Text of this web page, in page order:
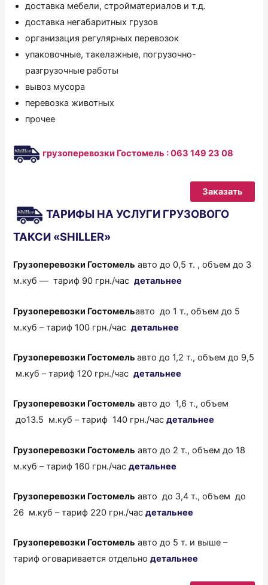
доставка мебели, стройматериалов и т.д.
доставка негабаритных грузов
организация регулярных перевозок
упаковочные, такелажные, погрузочно-
разгрузочные работы
вывоз мусора
перевозка животных
прочее
грузоперевозки Гостомель : 063 149 23 08
Заказать
ТАРИФЫ НА УСЛУГИ ГРУЗОВОГО
ТАКСИ «SHILLER»
Грузоперевозки Гостомель авто до 0,5 т. , объем до 3
м.куб — тариф 90 грн./часдетальнее
Грузоперевозки Гостомельавто до 1 т., объем до 5
м.куб – тариф 100 грн./часдетальнее
Грузоперевозки Гостомель авто до 1,2 т., объем до 9,5
м.куб – тариф 120 грн./часдетальнее
Грузоперевозки Гостомель авто до 1,6 т., объем
до13.5 м.куб – тариф 140 грн./часдетальнее
Грузоперевозки Гостомель авто до 2 т., объем до 18
м.куб – тариф 160 грн./часдетальнее
Грузоперевозки Гостомель авто до 3,4 т., объем до
26 м.куб – тариф 220 грн./часдетальнее
Грузоперевозки Гостомель авто до 5 т. и выше –
тариф оговаривается отдельнодетальнее